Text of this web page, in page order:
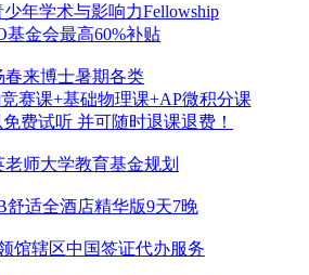
年学术与影响力Fellowship
基金会最高60%补贴
春来博士暑期各类
赛课+基础物理课+AP微积分课
费试听 并可随时退课退费！
老师大学教育基金规划
舒适全酒店精华版9天7晚
馆辖区中国签证代办服务